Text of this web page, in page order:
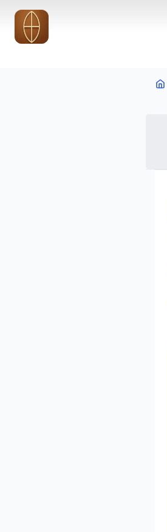
Vai al contenuto principale
Vai al contenuto principale